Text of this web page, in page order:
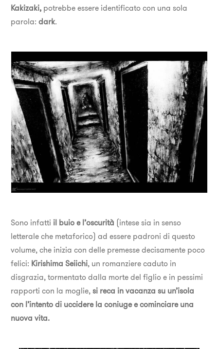
Kakizaki, potrebbe essere identificato con una sola
parola:dark.
Sono infatti il buio e l’oscurità (intese sia in senso
letterale che metaforico) ad essere padroni di questo
volume, che inizia con delle premesse decisamente poco
felici: Kirishima Seiichi, un romanziere caduto in
disgrazia, tormentato dalla morte del figlio e in pessimi
rapporti con la moglie, si reca in vacanza su un’isola
con l’intento di uccidere la coniuge e cominciare una
nuova vita.